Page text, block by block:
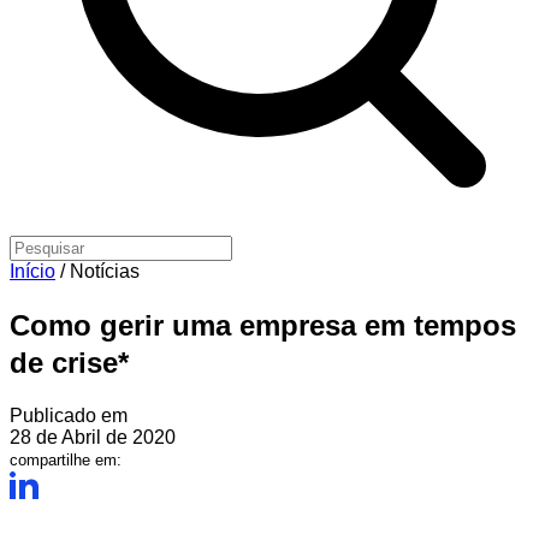
Início / Notícias
Como gerir uma empresa em tempos
de crise*
Publicado em
28 de Abril de 2020
compartilhe em: